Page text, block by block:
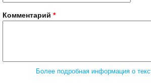
Комментарий *
Более подробная информация о